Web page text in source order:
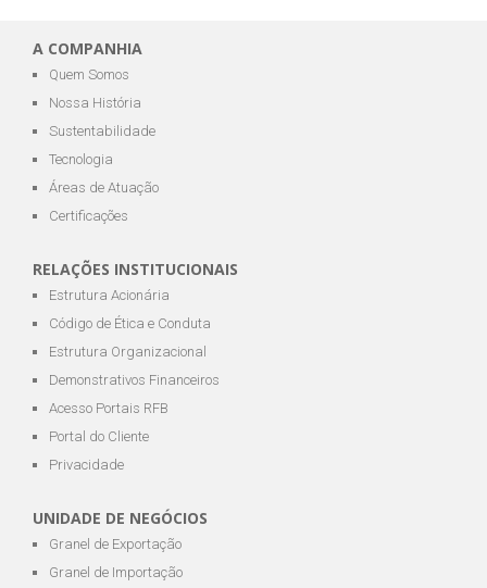
A COMPANHIA
Quem Somos
Nossa História
Sustentabilidade
Tecnologia
Áreas de Atuação
Certificações
RELAÇÕES INSTITUCIONAIS
Estrutura Acionária
Código de Ética e Conduta
Estrutura Organizacional
Demonstrativos Financeiros
Acesso Portais RFB
Portal do Cliente
Privacidade
UNIDADE DE NEGÓCIOS
Granel de Exportação
Granel de Importação